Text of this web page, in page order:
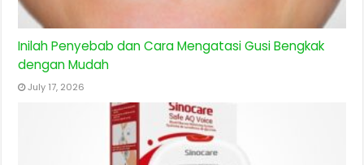
Inilah Penyebab dan Cara Mengatasi Gusi Bengkak
dengan Mudah
July 17, 2026